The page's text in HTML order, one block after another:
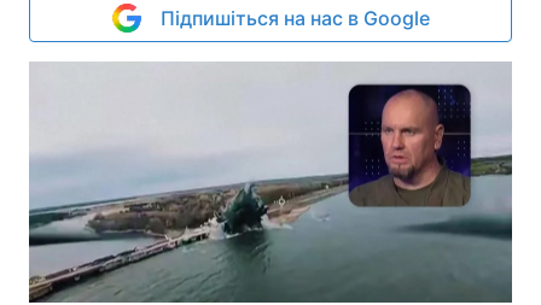
Підпишіться на нас в Google